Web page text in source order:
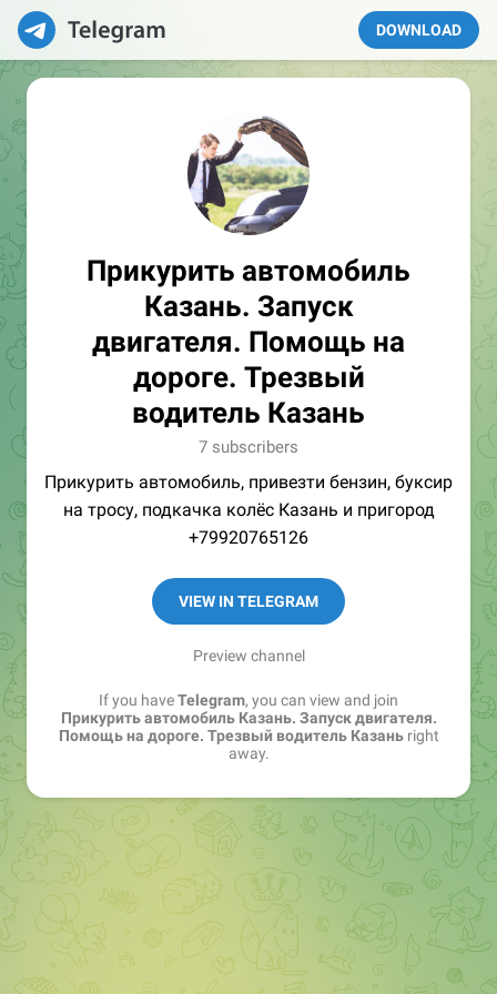
DOWNLOAD
Прикурить автомобиль
Казань. Запуск
двигателя. Помощь на
дороге. Трезвый
водитель Казань
7 subscribers
Прикурить автомобиль, привезти бензин, буксир
на тросу, подкачка колёс Казань и пригород
+79920765126
VIEW IN TELEGRAM
Preview channel
If you haveTelegram, you can view and join
Прикурить автомобиль Казань. Запуск двигателя.
Помощь на дороге. Трезвый водитель Казаньright
away.